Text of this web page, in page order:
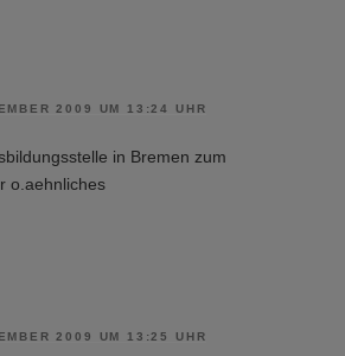
2009 UM 13:24 UHR
in Bremen zum
o.aehnliches
2009 UM 13:25 UHR